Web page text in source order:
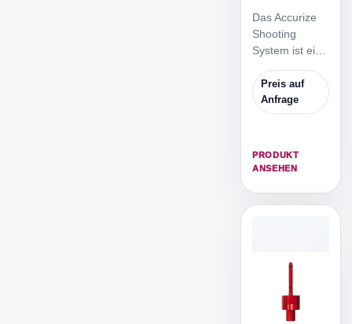
Das Accurize
Shooting
System ist ein
Indoor-
LaserschiessTr
aining für
und Biathleten
und besteht
Preis auf
Anfrage
PRODUKT
ANSEHEN